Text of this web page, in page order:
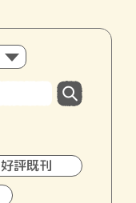
好評既刊